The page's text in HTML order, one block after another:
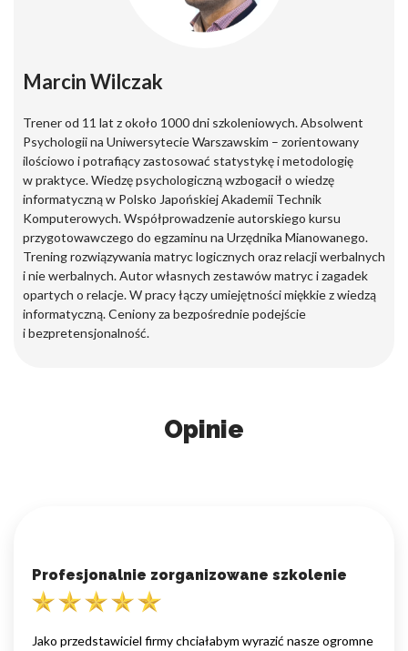
Marcin Wilczak
Trener od 11 lat z około 1000 dni szkoleniowych. Absolwent
Psychologii na Uniwersytecie Warszawskim – zorientowany
ilościowo i potrafiący zastosować statystykę i metodologię
w praktyce. Wiedzę psychologiczną wzbogacił o wiedzę
informatyczną w Polsko Japońskiej Akademii Technik
Komputerowych. Współprowadzenie autorskiego kursu
przygotowawczego do egzaminu na Urzędnika Mianowanego.
Trening rozwiązywania matryc logicznych oraz relacji werbalnych
i nie werbalnych. Autor własnych zestawów matryc i zagadek
opartych o relacje. W pracy łączy umiejętności miękkie z wiedzą
informatyczną. Ceniony za bezpośrednie podejście
i bezpretensjonalność.
Opinie
Profesjonalnie zorganizowane szkolenie
Jako przedstawiciel firmy chciałabym wyrazić nasze ogromne